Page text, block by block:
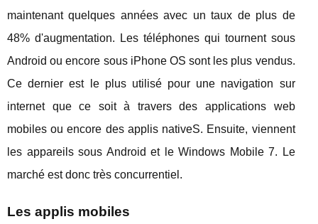
maintenant quelques années avec un taux de plus de
48% d'augmentation. Les téléphones qui tournent sous
Android ou encore sous iPhone OS sont les plus vendus.
Ce dernier est le plus utilisé pour une navigation sur
internet que ce soit à travers des applications web
mobiles ou encore des applis nativeS. Ensuite, viennent
les appareils sous Android et le Windows Mobile 7. Le
marché est donc très concurrentiel.
Les applis mobiles